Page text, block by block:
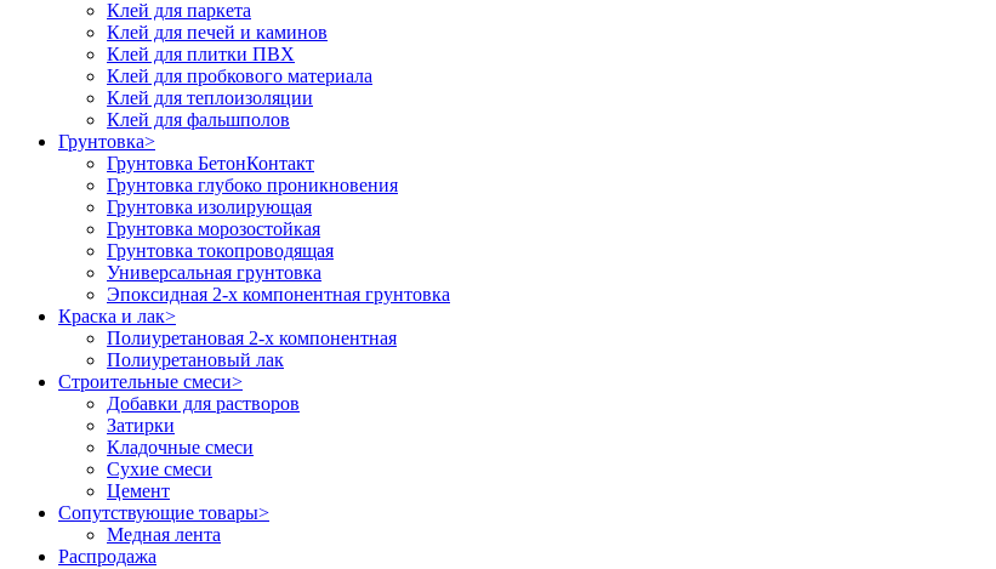
Клей для паркета
Клей для печей и каминов
Клей для плитки ПВХ
Клей для пробкового материала
Клей для теплоизоляции
Клей для фальшполов
Грунтовка>
Грунтовка БетонКонтакт
Грунтовка глубоко проникновения
Грунтовка изолирующая
Грунтовка морозостойкая
Грунтовка токопроводящая
Универсальная грунтовка
Эпоксидная 2-х компонентная грунтовка
Краска и лак>
Полиуретановая 2-х компонентная
Полиуретановый лак
Строительные смеси>
Добавки для растворов
Затирки
Кладочные смеси
Сухие смеси
Цемент
Сопутствующие товары>
Медная лента
Распродажа